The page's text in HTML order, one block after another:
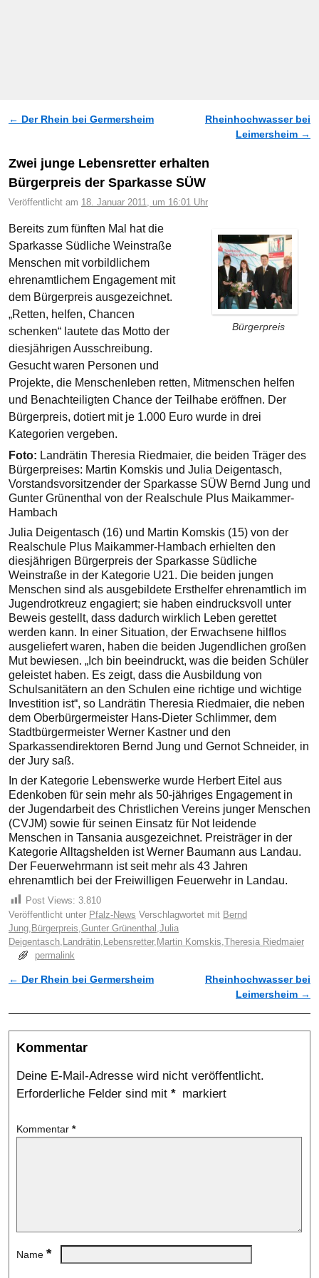
Artikelnavigation
← Der Rhein bei Germersheim
Rheinhochwasser bei
Leimersheim →
Zwei junge Lebensretter erhalten
Bürgerpreis der Sparkasse SÜW
Veröffentlicht am 18. Januar 2011, um 16:01 Uhr
Bürgerpreis
Bereits zum fünften Mal hat die
Sparkasse Südliche Weinstraße
Menschen mit vorbildlichem
ehrenamtlichem Engagement mit
dem Bürgerpreis ausgezeichnet.
„Retten, helfen, Chancen
schenken“ lautete das Motto der
diesjährigen Ausschreibung.
Gesucht waren Personen und
Projekte, die Menschenleben retten, Mitmenschen helfen
und Benachteiligten Chance der Teilhabe eröffnen. Der
Bürgerpreis, dotiert mit je 1.000 Euro wurde in drei
Kategorien vergeben.
Foto: Landrätin Theresia Riedmaier, die beiden Träger des
Bürgerpreises: Martin Komskis und Julia Deigentasch,
Vorstandsvorsitzender der Sparkasse SÜW Bernd Jung und
Gunter Grünenthal von der Realschule Plus Maikammer-
Hambach
Julia Deigentasch (16) und Martin Komskis (15) von der
Realschule Plus Maikammer-Hambach erhielten den
diesjährigen Bürgerpreis der Sparkasse Südliche
Weinstraße in der Kategorie U21. Die beiden jungen
Menschen sind als ausgebildete Ersthelfer ehrenamtlich im
Jugendrotkreuz engagiert; sie haben eindrucksvoll unter
Beweis gestellt, dass dadurch wirklich Leben gerettet
werden kann. In einer Situation, der Erwachsene hilflos
ausgeliefert waren, haben die beiden Jugendlichen großen
Mut bewiesen. „Ich bin beeindruckt, was die beiden Schüler
geleistet haben. Es zeigt, dass die Ausbildung von
Schulsanitätern an den Schulen eine richtige und wichtige
Investition ist“, so Landrätin Theresia Riedmaier, die neben
dem Oberbürgermeister Hans-Dieter Schlimmer, dem
Stadtbürgermeister Werner Kastner und den
Sparkassendirektoren Bernd Jung und Gernot Schneider, in
der Jury saß.
In der Kategorie Lebenswerke wurde Herbert Eitel aus
Edenkoben für sein mehr als 50-jähriges Engagement in
der Jugendarbeit des Christlichen Vereins junger Menschen
(CVJM) sowie für seinen Einsatz für Not leidende
Menschen in Tansania ausgezeichnet. Preisträger in der
Kategorie Alltagshelden ist Werner Baumann aus Landau.
Der Feuerwehrmann ist seit mehr als 43 Jahren
ehrenamtlich bei der Freiwilligen Feuerwehr in Landau.
Post Views: 3.810
Veröffentlicht unter Pfalz-News Verschlagwortet mit Bernd
Jung, Bürgerpreis,Gunter Grünenthal ,Julia
Deigentasch, Landrätin, Lebensretter, Martin Komskis,Theresia Riedmaier
permalink
Artikelnavigation
← Der Rhein bei Germersheim
Rheinhochwasser bei
Leimersheim →
Kommentar
Deine E-Mail-Adresse wird nicht veröffentlicht.
Erforderliche Felder sind mit * markiert
Kommentar *
Name *